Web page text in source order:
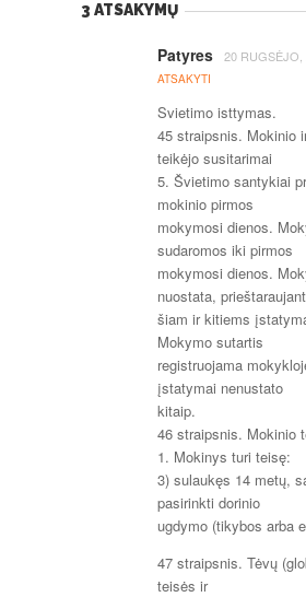
3 ATSAKYMŲ
Patyres 20 RUGSĖJO,
ATSAKYTI
Svietimo isttymas.
45 straipsnis. Mokinio
teikėjo susitarimai
5. Švietimo santykiai
mokinio pirmos
mokymosi dienos.
sudaromos iki pirmos
mokymosi dienos.
nuostata,
šiam ir kitiems
Mokymo sutartis
registruojama
įstatymai nenustato
kitaip.
46 straipsnis. Mokinio
1. Mokinys turi teisę:
3) sulaukęs 14 metų,
pasirinkti dorinio
ugdymo (tikybos arba
47 straipsnis. Tėvų
teisės ir